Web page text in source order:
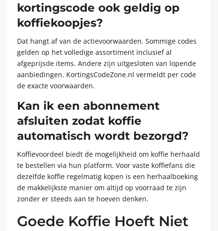
kortingscode ook geldig op
koffiekoopjes?
Dat hangt af van de actievoorwaarden. Sommige codes
gelden op het volledige assortiment inclusief al
afgeprijsde items. Andere zijn uitgesloten van lopende
aanbiedingen. KortingsCodeZone.nl vermeldt per code
de exacte voorwaarden.
Kan ik een abonnement
afsluiten zodat koffie
automatisch wordt bezorgd?
Koffievoordeel biedt de mogelijkheid om koffie herhaald
te bestellen via hun platform. Voor vaste koffiefans die
dezelfde koffie regelmatig kopen is een herhaalboeking
de makkelijkste manier om altijd op voorraad te zijn
zonder er steeds aan te hoeven denken.
Goede Koffie Hoeft Niet